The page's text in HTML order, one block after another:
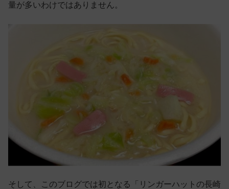
量が多いわけではありません。
そして、このブログでは初となる「リンガーハットの長崎